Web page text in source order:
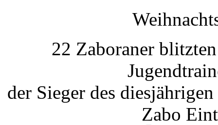
22 Zaboraner
der Sieger des
Zabo